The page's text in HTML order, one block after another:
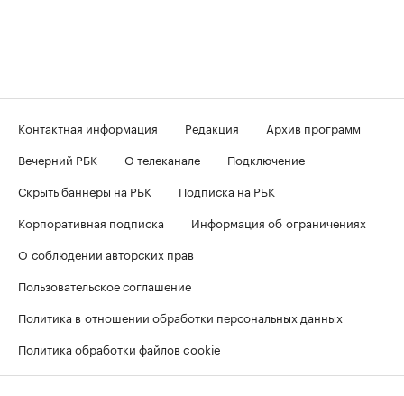
Контактная информация Редакция
Архив программ
Вечерний РБК
О телеканале
Подключение
Скрыть баннеры на РБК
Подписка на РБК
Корпоративная подписка
Информация об ограничениях
О соблюдении авторских прав
Пользовательское соглашение
Политика в отношении обработки персональных данных
Политика обработки файлов cookie